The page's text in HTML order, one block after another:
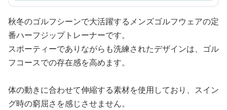
秋冬のゴルフシーンで大活躍するメンズゴルフウェアの定
番ハーフジップトレーナーです。
スポーティーでありながらも洗練されたデザインは、ゴル
フコースでの存在感を高めます。
体の動きに合わせて伸縮する素材を使用しており、スイン
グ時の窮屈さを感じさせません。